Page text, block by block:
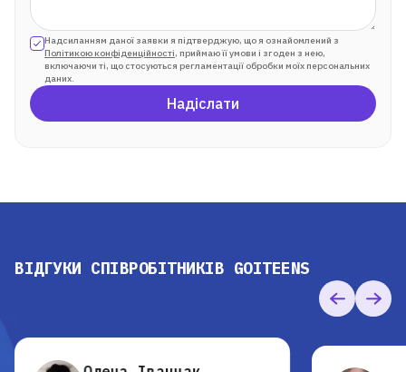
Надсиланням даної заявки я підтверджую, що я ознайомлений з
Політикою конфіденційності, приймаю її умови і згоден з нею,
включаючи ті, що стосуються регламентації обробки моїх персональних
даних.
Надіслати
ВІДГУКИ СПІВРОБІТНИКІВ GOITEENS
ТИЖНІ